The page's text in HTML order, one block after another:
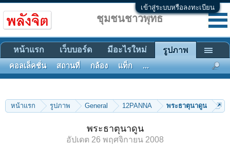
เข้าสู่ระบบหรือลงทะเบียน
หน้าแรก รูปภาพ General 12PANNA พระธาตุนาดูน
พระธาตุนาดูน
อัปเดต 26 พฤศจิกายน 2008
ชุมชนชาวพุทธ
หน้าแรก เว็บบอร์ด มีอะไรใหม่ รูปภาพ
คอลเล็คชั่น สถานที่ กล้อง แท็ก ...